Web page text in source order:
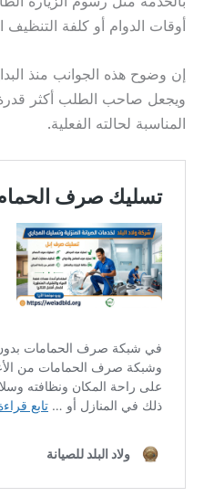
أوقات الدوام أو كلفة التنظيف
إن وضوح هذه الجوانب منذ
ويجعل صاحب الطلب أكثر
المناسبة لحالته الفعلية.